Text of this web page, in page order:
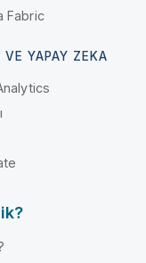
Fabric
VE YAPAY ZEKA